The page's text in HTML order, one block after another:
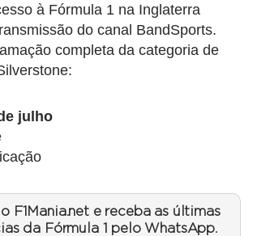
à Fórmula 1 na Inglaterra
do canal BandSports.
completa da categoria de
julho
F1Mania.net e receba as últimas
da Fórmula 1 pelo WhatsApp.